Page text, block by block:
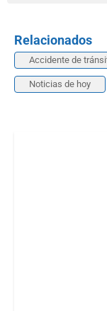
Relacionados
Accidente de
Noticias de hoy